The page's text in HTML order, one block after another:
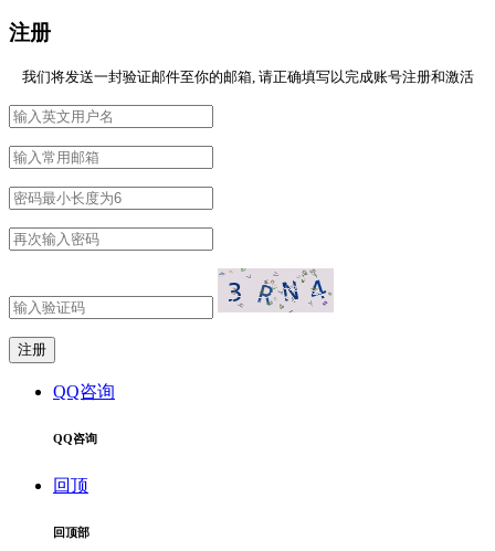
注册
我们将发送一封验证邮件至你的邮箱, 请正确填写以完成账号注册和激活
QQ咨询
QQ咨询
回顶
回顶部